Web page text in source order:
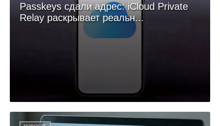
Passkeys сдали адрес: iCloud Private
Relay раскрывает реальн...